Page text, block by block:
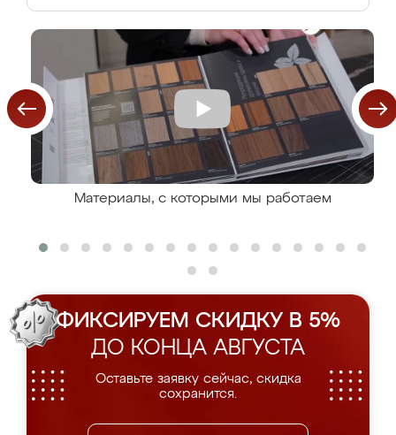
Материалы, с которыми мы работаем
ФИКСИРУЕМ СКИДКУ В 5%
ДО КОНЦА АВГУСТА
Оставьте заявку сейчас, скидка
сохранится.